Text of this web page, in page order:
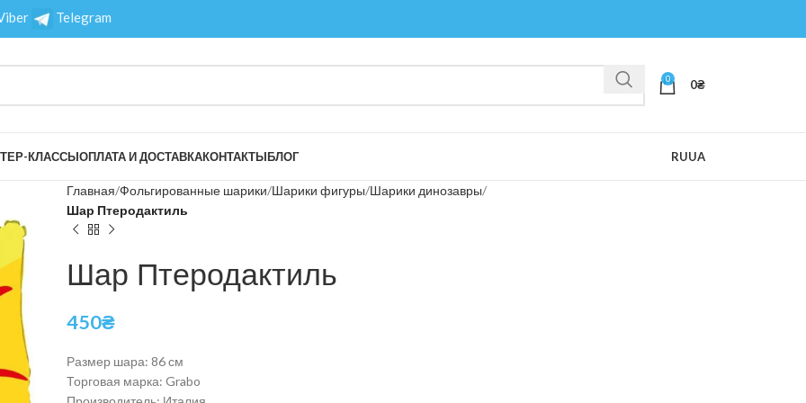
Telegram
0 0₴
КЛАССЫОПЛАТА И ДОСТАВКАКОНТАКТЫБЛОГ RUUA
Главная Фольгированные шарики Шарики фигуры Шарики динозавры
Шар Птеродактиль
Шар Птеродактиль
450₴
Размер шара: 86 см
Торговая марка: Grabo